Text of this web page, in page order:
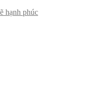
hạnh phúc